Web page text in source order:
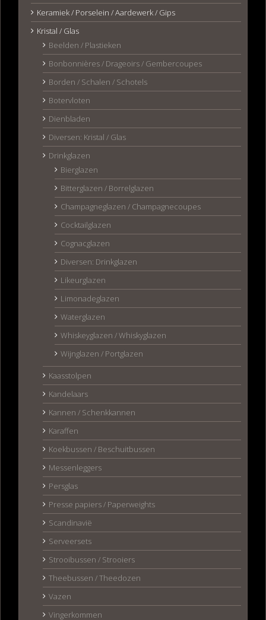
Keramiek / Porselein / Aardewerk / Gips
Kristal / Glas
Beelden / Plastieken
Bonbonnières / Drageoirs / Gembercoupes
Borden / Schalen / Schotels
Botervloten
Dienbladen
Diversen: Kristal / Glas
Drinkglazen
Bierglazen
Bitterglazen / Borrelglazen
Champagneglazen / Champagnecoupes
Cocktailglazen
Cognacglazen
Diversen: Drinkglazen
Likeurglazen
Limonadeglazen
Waterglazen
Whiskeyglazen / Whiskyglazen
Wijnglazen / Portglazen
Kaasstolpen
Kandelaars
Kannen / Schenkkannen
Karaffen
Koekbussen / Beschuitbussen
Messenleggers
Persglas
Presse papiers / Paperweights
Scandinavië
Serveersets
Strooibussen / Strooiers
Theebussen / Theedozen
Vazen
Vingerkommen